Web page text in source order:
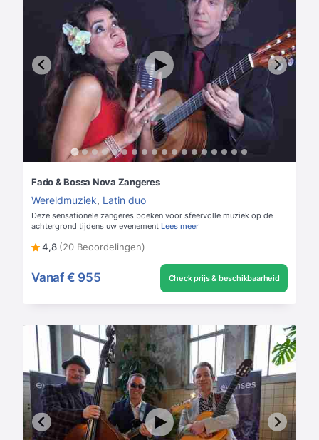
Fado & Bossa Nova Zangeres
Wereldmuziek, Latin duo
Deze sensationele zangeres boeken voor sfeervolle muziek op de
achtergrond tijdens uw evenement Lees meer
4,8 (20 Beoordelingen)
Vanaf € 955 Check prijs & beschikbaarheid